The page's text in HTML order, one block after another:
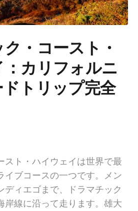
・コースト・
カリフォルニ
トリップ完全
スト・ハイウェイは世界で最
イブコースの一つです。メン
ディエゴまで、ドラマチック
岸線に沿って走ります。雄大